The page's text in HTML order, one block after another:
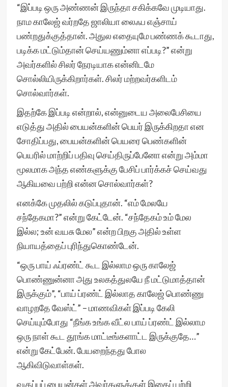
“இப்படி ஒரு அண்ணன் இருந்தா சகிக்கவே முடியாது.
நாம காலேஜ் வர்றதே ஜாலியா லைஃப எஞ்சாய்
பண்றதுக்குத்தான். அதுல எதையுமே பண்ணக் கூடாது,
படிக்க மட்டும்தான் செய்யணும்னா எப்படி?” என்று
அவர்களில் சிலர் நேரடியாக என்னிடமே
சொல்லியிருக்கிறார்கள். சிலர் மற்றவர்களிடம்
சொல்வார்கள்.
இதற்கே இப்படி என்றால், என்னுடைய அலைபேசியை
எடுத்து அதில் பையன்களின் பெயர் இருக்கிறதா என
சோதிப்பது, பையன்களின் பெயரை பெண்களின்
பெயரில் மாற்றிப் பதிவு செய்திருப்பேனோ என்று அம்மா
மூலமாக அந்த எண்களுக்கு பேசிப் பார்க்கச் செய்வது
ஆகியவை பற்றி என்ன சொல்வார்கள்?
எனக்கே முதலில் கடுப்புதான். “எம் மேலயே
சந்தேகமா?” என்று கேட்டேன். “சந்தேகம் உம் மேல
இல்ல; உன் வயசு மேல” என்ற பிறகு அதில் உள்ள
நியாயத்தைப் புரிந்துகொண்டேன்.
“ஒரு பாய் ஃப்ரண்ட் கூட இல்லாம ஒரு காலேஜ்
பொண்ணுன்னா அது உலகத்துலயே நீ மட்டுமாத்தான்
இருக்கும்”, “பாய் ப்ரண்ட் இல்லாத காலேஜ் பொண்ணு
வாழறதே வேஸ்ட்” – மாணவிகள் இப்படி கேலி
செய்யும்போது “நீங்க உங்க வீட்ல பாய் ப்ரண்ட் இல்லாம
ஒரு நாள் கூட தூங்க மாட்டீங்களாட்ட இருக்குதே…”
என்று கேட்பேன். பேயறைந்தது போல
ஆகிவிடுவாள்கள்.
வகுப்புப் பையன்கள் அவர்களுக்குள் இதைப் பற்றி